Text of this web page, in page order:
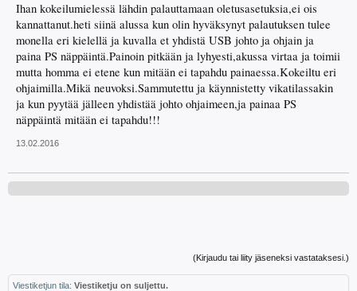
Ihan kokeilumielessä lähdin palauttamaan oletusasetuksia,ei ois
kannattanut.heti siinä alussa kun olin hyväksynyt palautuksen tulee
monella eri kielellä ja kuvalla et yhdistä USB johto ja ohjain ja
paina PS näppäintä.Painoin pitkään ja lyhyesti,akussa virtaa ja toimii
mutta homma ei etene kun mitään ei tapahdu painaessa.Kokeiltu eri
ohjaimilla.Mikä neuvoksi.Sammutettu ja käynnistetty vikatilassakin
ja kun pyytää jälleen yhdistää johto ohjaimeen,ja painaa PS
näppäintä mitään ei tapahdu!!!
13.02.2016
(Kirjaudu tai liity jäseneksi vastataksesi.)
Viestiketjun tila: Viestiketju on suljettu.